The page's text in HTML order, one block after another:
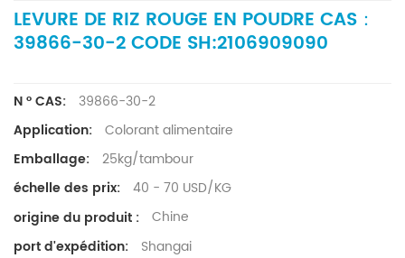
LEVURE DE RIZ ROUGE EN POUDRE CAS：
39866-30-2 CODE SH:2106909090
N ° CAS:
39866-30-2
Application:
Colorant alimentaire
Emballage:
25kg/tambour
échelle des prix:
40 - 70 USD/KG
origine du produit :
Chine
port d'expédition:
Shangai